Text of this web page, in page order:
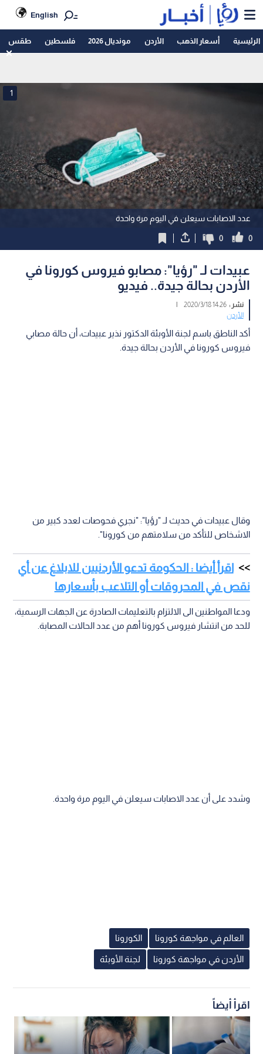
English
الرئيسية أسعار الذهب الأردن مونديال 2026 فلسطين طقس
عدد الاصابات سيعلن في اليوم مرة واحدة
1
0
0
عبيدات لـ "رؤيا": مصابو فيروس كورونا في
الأردن بحالة جيدة.. فيديو
نشر :14:26 2020/3/18
|
الأردن
أكد الناطق باسم لجنة الأوبئة الدكتور نذير عبيدات، أن حالة مصابي
فيروس كورونا في الأردن بحالة جيدة.
وقال عبيدات في حديث لـ "رؤيا": "نجري فحوصات لعدد كبير من
الاشخاص للتأكد من سلامتهم من كورونا".
اقرأ أيضا : الحكومة تدعو الأردنيين للابلاغ عن أي
نقص في المحروقات أو التلاعب بأسعارها
ودعا المواطنين الى الالتزام بالتعليمات الصادرة عن الجهات الرسمية،
للحد من انتشار فيروس كورونا أهم من عدد الحالات المصابة.
وشدد على أن عدد الاصابات سيعلن في اليوم مرة واحدة.
العالم في مواجهة كورونا الكورونا
الأردن في مواجهة كورونا لجنة الأوبئة
اقرأ أيضاً